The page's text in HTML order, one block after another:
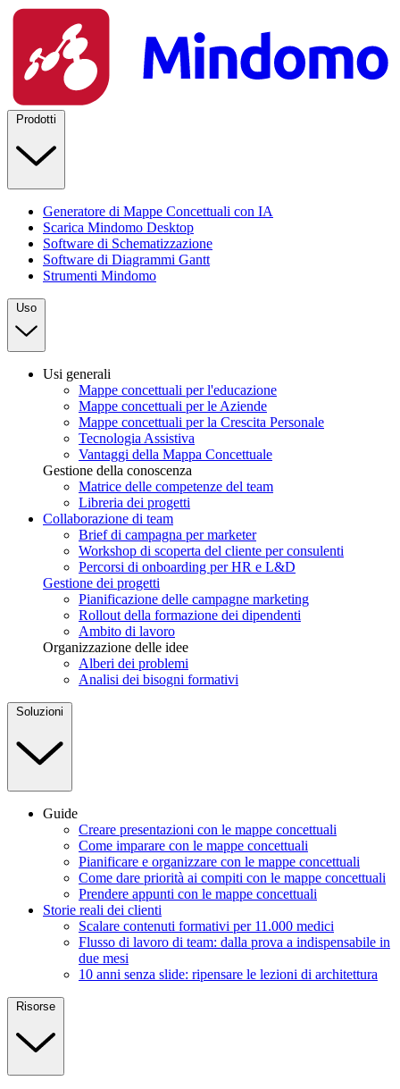
Prodotti
Generatore di Mappe Concettuali con IA
Scarica Mindomo Desktop
Software di Schematizzazione
Software di Diagrammi Gantt
Strumenti Mindomo
Uso
Usi generali
Mappe concettuali per l'educazione
Mappe concettuali per le Aziende
Mappe concettuali per la Crescita Personale
Tecnologia Assistiva
Vantaggi della Mappa Concettuale
Gestione della conoscenza
Matrice delle competenze del team
Libreria dei progetti
Collaborazione di team
Brief di campagna per marketer
Workshop di scoperta del cliente per consulenti
Percorsi di onboarding per HR e L&D
Gestione dei progetti
Pianificazione delle campagne marketing
Rollout della formazione dei dipendenti
Ambito di lavoro
Organizzazione delle idee
Alberi dei problemi
Analisi dei bisogni formativi
Soluzioni
Guide
Creare presentazioni con le mappe concettuali
Come imparare con le mappe concettuali
Pianificare e organizzare con le mappe concettuali
Come dare priorità ai compiti con le mappe concettuali
Prendere appunti con le mappe concettuali
Storie reali dei clienti
Scalare contenuti formativi per 11.000 medici
Flusso di lavoro di team: dalla prova a indispensabile in
due mesi
10 anni senza slide: ripensare le lezioni di architettura
Risorse